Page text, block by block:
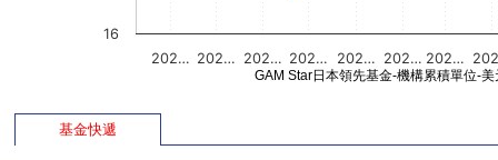
202… 202… 202… 202… 202… 202… 202…
16
GAM Star日本領先基金-機構累積單位-美
基金快遞